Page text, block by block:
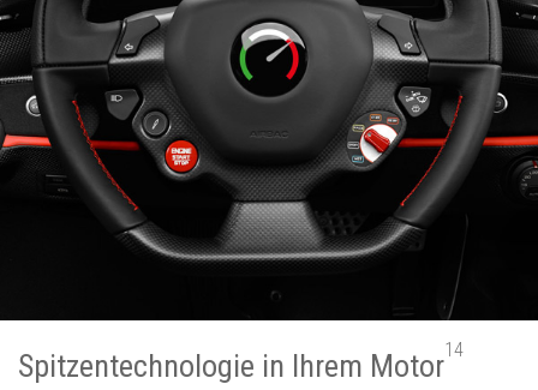
Spitzentechnologie in Ihrem Motor14